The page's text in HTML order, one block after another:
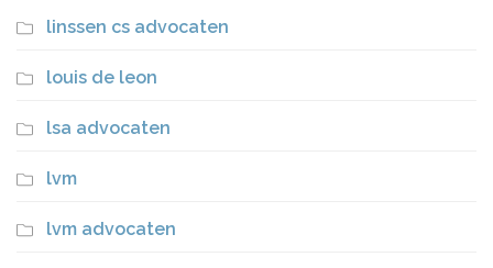
linssen cs advocaten
louis de leon
lsa advocaten
lvm
lvm advocaten